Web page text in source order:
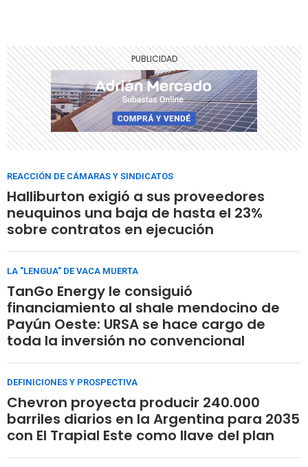
REACCIÓN DE CÁMARAS Y SINDICATOS
Halliburton exigió a sus proveedores
neuquinos una baja de hasta el 23%
sobre contratos en ejecución
LA "LENGUA" DE VACA MUERTA
TanGo Energy le consiguió
financiamiento al shale mendocino de
Payún Oeste: URSA se hace cargo de
toda la inversión no convencional
DEFINICIONES Y PROSPECTIVA
Chevron proyecta producir 240.000
barriles diarios en la Argentina para 2035
con El Trapial Este como llave del plan